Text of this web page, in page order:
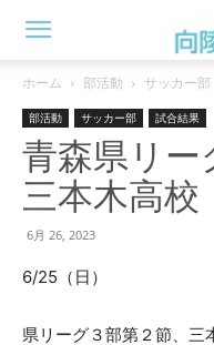
ホーム 部活動 サッカー部
部活動 サッカー部 試合結果
青森県リー
三本木高校
6月 26, 2023
6/25（日）
県リーグ３部第２節、三